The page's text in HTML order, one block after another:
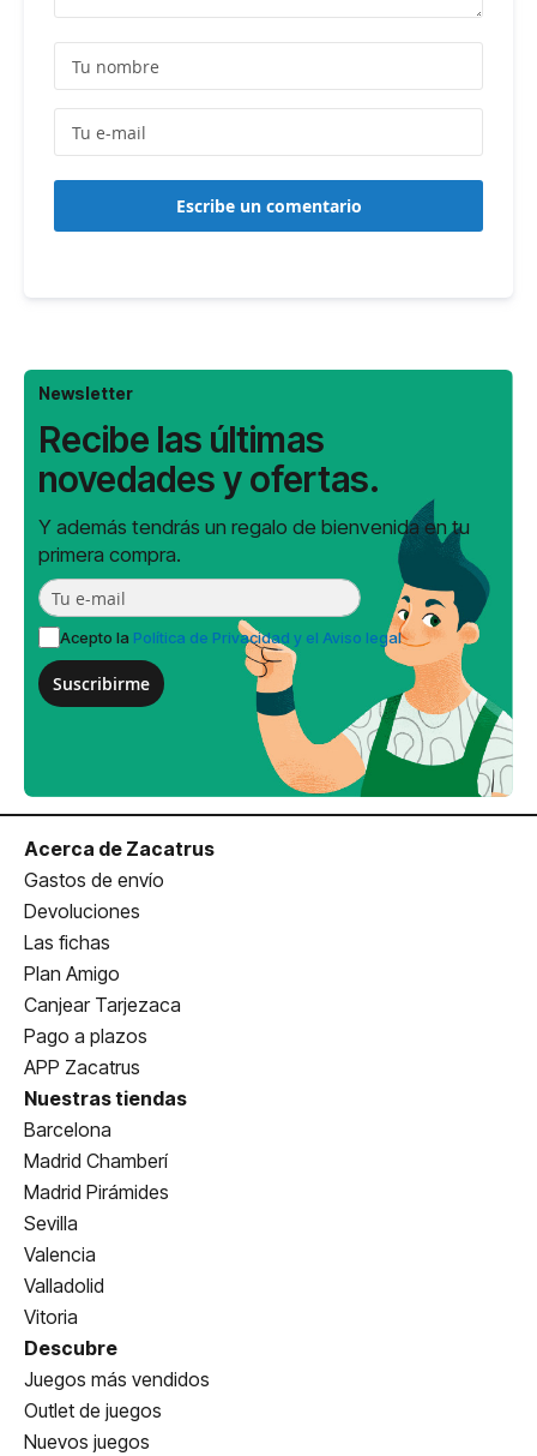
Escribe un comentario
Newsletter
Recibe las últimas
novedades y ofertas.
Y además tendrás un regalo de bienvenida en tu
primera compra.
Acepto la Política de Privacidad y el Aviso legal
Suscribirme
Acerca de Zacatrus
Gastos de envío
Devoluciones
Las fichas
Plan Amigo
Canjear Tarjezaca
Pago a plazos
APP Zacatrus
Nuestras tiendas
Barcelona
Madrid Chamberí
Madrid Pirámides
Sevilla
Valencia
Valladolid
Vitoria
Descubre
Juegos más vendidos
Outlet de juegos
Nuevos juegos